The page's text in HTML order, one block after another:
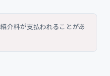
介料が支払われることがあ